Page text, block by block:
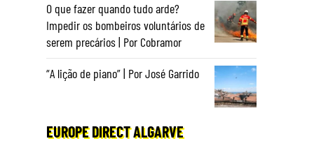
O que fazer quando tudo arde?
Impedir os bombeiros voluntários de
serem precários | Por Cobramor
“A lição de piano” | Por José Garrido
EUROPE DIRECT ALGARVE